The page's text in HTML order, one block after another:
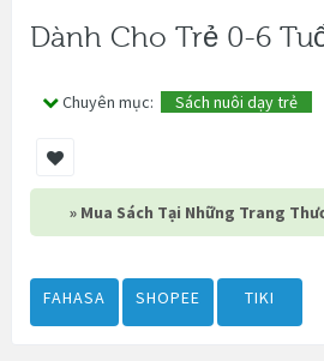
Dành Cho Trẻ 0-6
Chuyên mục: Sách nuôi dạy trẻ
» Mua Sách Tại Những Trang
FAHASA SHOPEE TIKI